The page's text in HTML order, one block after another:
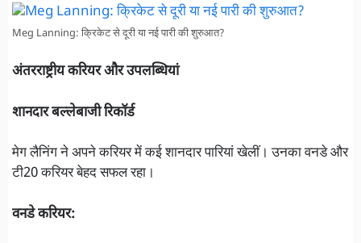
Meg Lanning: क्रिकेट से दूरी या नई पारी की शुरुआत?
अंतरराष्ट्रीय करियर और उपलब्धियां
शानदार बल्लेबाजी रिकॉर्ड
मेग लैनिंग ने अपने करियर में कई शानदार पारियां खेलीं। उनका वनडे और
टी20 करियर बेहद सफल रहा।
वनडे करियर: